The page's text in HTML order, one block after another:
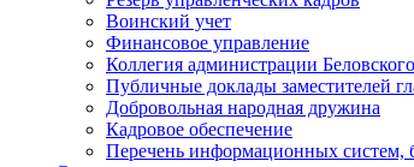
Воинский учет
Финансовое управление
Коллегия администрации
Публичные доклады заместителей
Добровольная народная дружина
Кадровое обеспечение
Перечень информационных систем,